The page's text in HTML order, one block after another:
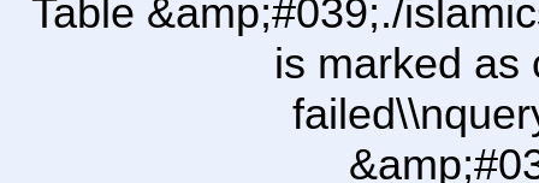
Table &amp;#039;./
is marked as